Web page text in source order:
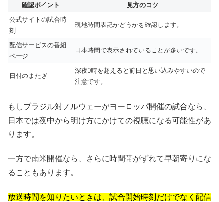
確認ポイント
見方のコツ
公式サイトの試合時
刻
現地時間表記かどうかを確認します。
配信サービスの番組
ページ
日本時間で表示されていることが多いです。
日付のまたぎ
深夜0時を超えると前日と思い込みやすいので
注意です。
もしブラジル対ノルウェーがヨーロッパ開催の試合なら、
日本では夜中から明け方にかけての視聴になる可能性があ
ります。
一方で南米開催なら、さらに時間帯がずれて早朝寄りにな
ることもあります。
放送時間を知りたいときは、試合開始時刻だけでなく配信